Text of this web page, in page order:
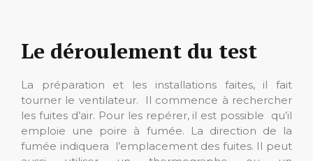
Le déroulement du test
La préparation et les installations faites, il fait
tourner le ventilateur. Il commence à rechercher
les fuites d’air. Pour les repérer, il est possible qu’il
emploie une poire à fumée. La direction de la
fumée indiquera l’emplacement des fuites. Il peut